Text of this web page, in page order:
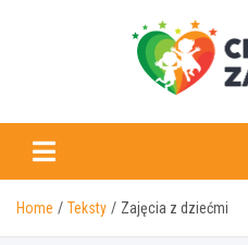
Home Teksty Zajęcia z dziećmi